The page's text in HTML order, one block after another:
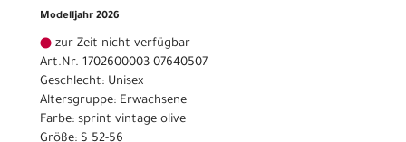
Modelljahr 2026
zur Zeit nicht verfügbar
Art.Nr. 1702600003-07640507
Geschlecht: Unisex
Altersgruppe: Erwachsene
Farbe: sprint vintage olive
Größe: S 52-56